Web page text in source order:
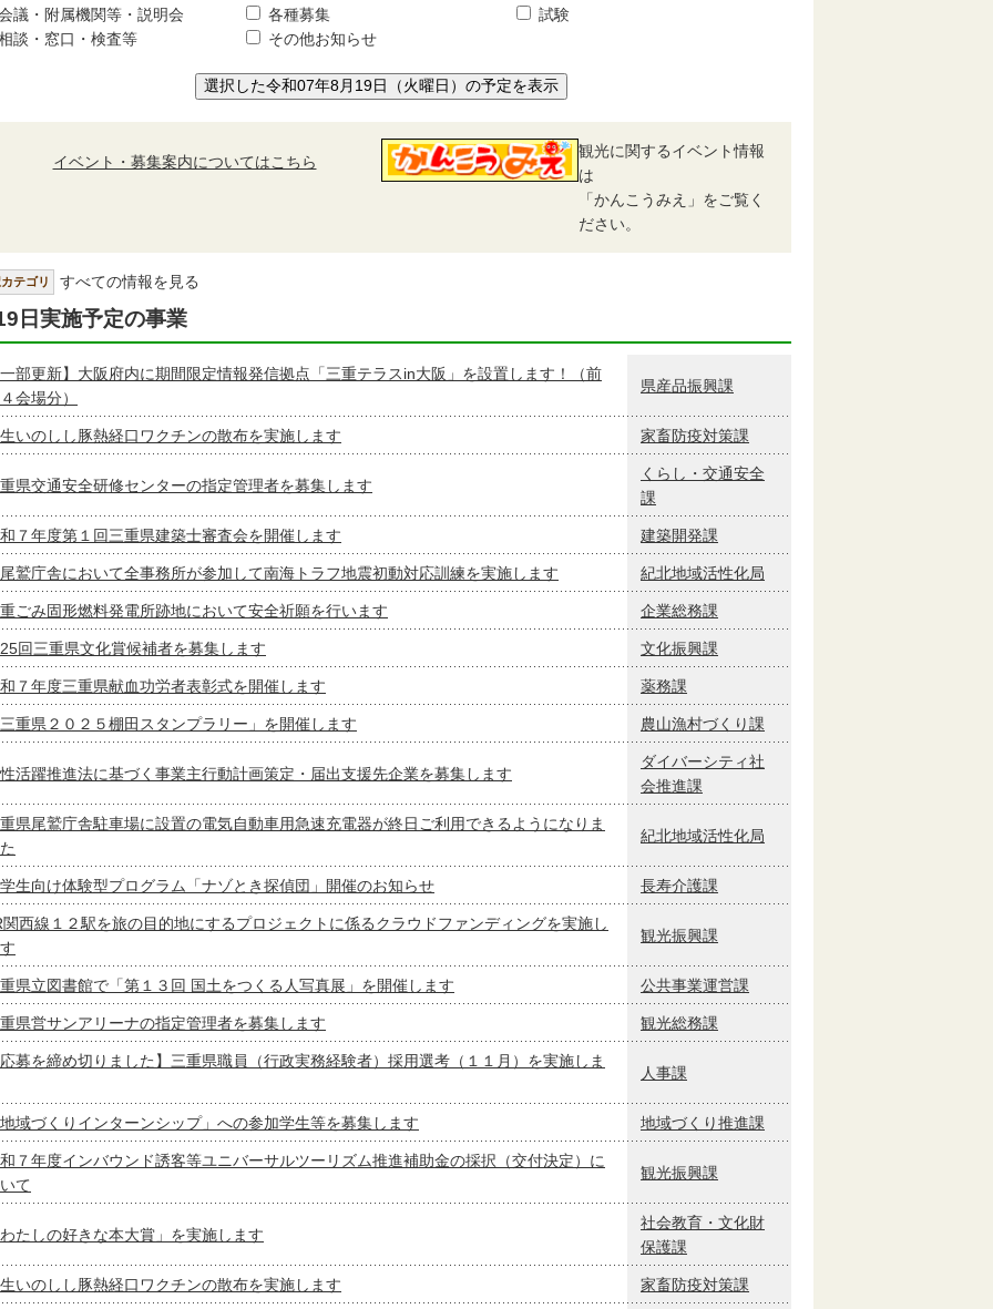
議・附属機関等・説明会
各種募集
試験
談・窓口・検査等
その他お知らせ
選択した令和07年8月19日（火曜日）の予定を表示
イベント・募集案内についてはこちら
観光に関するイベント情報
は
「かんこうみえ」をご覧く
ださい。
テゴリ すべての情報を見る
日実施予定の事業
部更新】大阪府内に期間限定情報発信拠点「三重テラスin大阪」を設置します！（前
会場分）
県産品振興課
いのしし豚熱経口ワクチンの散布を実施します 家畜防疫対策課
県交通安全研修センターの指定管理者を募集します
くらし・交通安全
課
７年度第１回三重県建築士審査会を開催します 建築開発課
鷲庁舎において全事務所が参加して南海トラフ地震初動対応訓練を実施します 紀北地域活性化局
ごみ固形燃料発電所跡地において安全祈願を行います 企業総務課
回三重県文化賞候補者を募集します 文化振興課
７年度三重県献血功労者表彰式を開催します 薬務課
重県２０２５棚田スタンプラリー」を開催します 農山漁村づくり課
活躍推進法に基づく事業主行動計画策定・届出支援先企業を募集します
ダイバーシティ社
会推進課
県尾鷲庁舎駐車場に設置の電気自動車用急速充電器が終日ご利用できるようになりま
紀北地域活性化局
生向け体験型プログラム「ナゾとき探偵団」開催のお知らせ 長寿介護課
関西線１２駅を旅の目的地にするプロジェクトに係るクラウドファンディングを実施し
観光振興課
県立図書館で「第１３回 国土をつくる人写真展」を開催します 公共事業運営課
県営サンアリーナの指定管理者を募集します 観光総務課
募を締め切りました】三重県職員（行政実務経験者）採用選考（１１月）を実施しま
人事課
域づくりインターンシップ」への参加学生等を募集します 地域づくり推進課
７年度インバウンド誘客等ユニバーサルツーリズム推進補助金の採択（交付決定）に
て
観光振興課
たしの好きな本大賞」を実施します
社会教育・文化財
保護課
いのしし豚熱経口ワクチンの散布を実施します 家畜防疫対策課